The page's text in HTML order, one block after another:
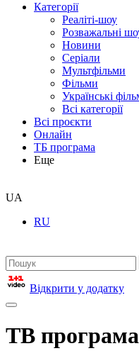
Категорії
Реаліті-шоу
Розважальні
Новини
Серіали
Мультфільми
Фільми
Українські
Всі категорії
Всі проєкти
Онлайн
ТБ програма
Еще
UA
RU
Відкрити у додатку
ТВ програма